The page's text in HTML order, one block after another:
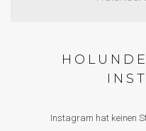
Instagram hat keinen